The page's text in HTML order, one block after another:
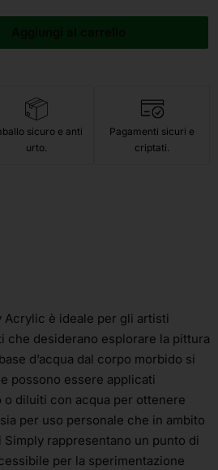
sicuro e anti
urto.
Pagamenti sicuri e
criptati.
Acrylic è ideale per gli artisti
che desiderano esplorare la pittura
d’acqua dal corpo morbido si
possono essere applicati
diluiti con acqua per ottenere
per uso personale che in ambito
rappresentano un punto di
per la sperimentazione